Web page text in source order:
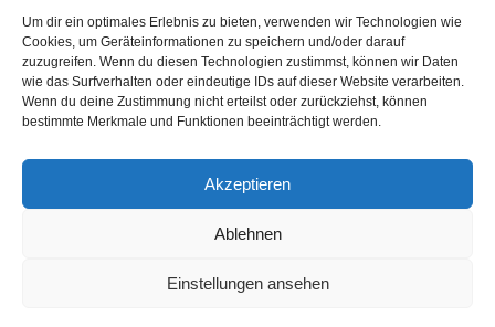
Um dir ein optimales Erlebnis zu bieten, verwenden wir Technologien wie
Cookies, um Geräteinformationen zu speichern und/oder darauf
zuzugreifen. Wenn du diesen Technologien zustimmst, können wir Daten
wie das Surfverhalten oder eindeutige IDs auf dieser Website verarbeiten.
Wenn du deine Zustimmung nicht erteilst oder zurückziehst, können
bestimmte Merkmale und Funktionen beeinträchtigt werden.
Akzeptieren
Ablehnen
Einstellungen ansehen
Kontaktdaten
Konrad-Adenauer-Platz 9
53225 Bonn-Beuel
0157 / 71 46 67 17
carola.rued@cranio-sakral.com